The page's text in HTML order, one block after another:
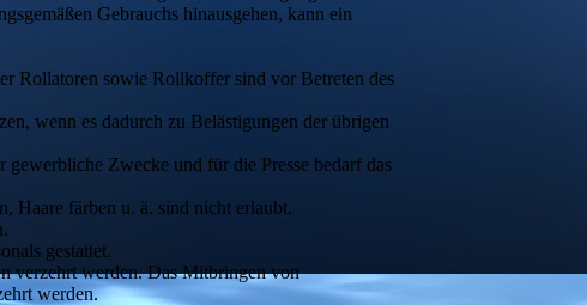
Gebrauchs hinausgehen, kann ein
Rollatoren sowie Rollkoffer sind vor Betreten des
wenn es dadurch zu Belästigungen der übrigen
Zwecke und für die Presse bedarf das
Haare färben u. ä. sind nicht erlaubt.
gestattet.
verzehrt werden. Das Mitbringen von
werden.